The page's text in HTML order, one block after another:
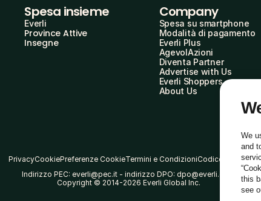
Spesa insieme
Everli
Province Attive
Insegne
Company
Spesa su smartphone
Modalità di pagamento
Everli Plus
AgevolAzioni
Diventa Partner
Advertise with Us
Everli Shoppers
About Us
PrivacyCookiePreferenze CookieTermini e CondizioniCodice Etico
Indirizzo PEC: everli@pec.it - indirizzo DPO: dpo@everli.com
Copyright © 2014-2026 Everli Global Inc.
We
and
this
see